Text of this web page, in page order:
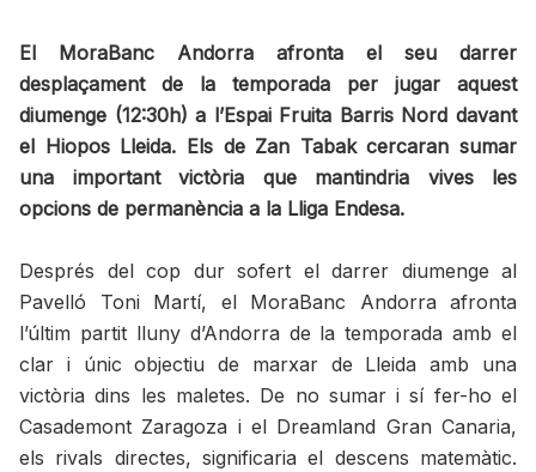
El MoraBanc Andorra afronta el seu darrer
desplaçament de la temporada per jugar aquest
diumenge (12:30h) a l’Espai Fruita Barris Nord davant
el Hiopos Lleida. Els de Zan Tabak cercaran sumar
una important victòria que mantindria vives les
opcions de permanència a la Lliga Endesa.
Després del cop dur sofert el darrer diumenge al
Pavelló Toni Martí, el MoraBanc Andorra afronta
l’últim partit lluny d’Andorra de la temporada amb el
clar i únic objectiu de marxar de Lleida amb una
victòria dins les maletes. De no sumar i sí fer-ho el
Casademont Zaragoza i el Dreamland Gran Canaria,
els rivals directes, significaria el descens matemàtic.